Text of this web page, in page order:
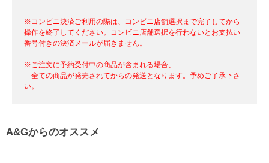
※コンビニ決済ご利用の際は、コンビニ店舗選択まで完了してから
操作を終了してください。コンビニ店舗選択を行わないとお支払い
番号付きの決済メールが届きません。
※ご注文に予約受付中の商品が含まれる場合、
全ての商品が発売されてからの発送となります。予めご了承下さ
い。
A&Gからのオススメ